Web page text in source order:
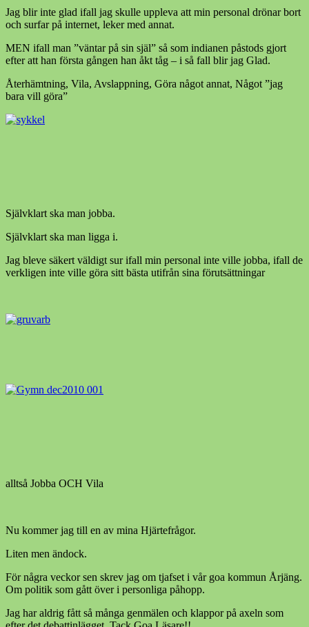
Jag blir inte glad ifall jag skulle uppleva att min personal drönar bort
och surfar på internet, leker med annat.
MEN ifall man ”väntar på sin själ” så som indianen påstods gjort
efter att han första gången han åkt tåg – i så fall blir jag Glad.
Återhämtning, Vila, Avslappning, Göra något annat, Något ”jag
bara vill göra”
Självklart ska man jobba.
Självklart ska man ligga i.
Jag bleve säkert väldigt sur ifall min personal inte ville jobba, ifall de
verkligen inte ville göra sitt bästa utifrån sina förutsättningar
alltså Jobba OCH Vila
Nu kommer jag till en av mina Hjärtefrågor.
Liten men ändock.
För några veckor sen skrev jag om tjafset i vår goa kommun Årjäng.
Om politik som gått över i personliga påhopp.
Jag har aldrig fått så många genmälen och klappor på axeln som